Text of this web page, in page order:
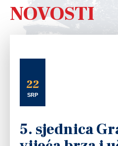
NOVOSTI
22
SRP
5. sjednica